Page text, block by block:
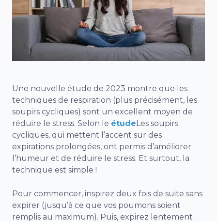
Une nouvelle étude de 2023 montre que les
techniques de respiration (plus précisément, les
soupirs cycliques) sont un excellent moyen de
réduire le stress. Selon le étudeLes soupirs
cycliques, qui mettent l’accent sur des
expirations prolongées, ont permis d’améliorer
l’humeur et de réduire le stress. Et surtout, la
technique est simple !
Pour commencer, inspirez deux fois de suite sans
expirer (jusqu’à ce que vos poumons soient
remplis au maximum). Puis, expirez lentement